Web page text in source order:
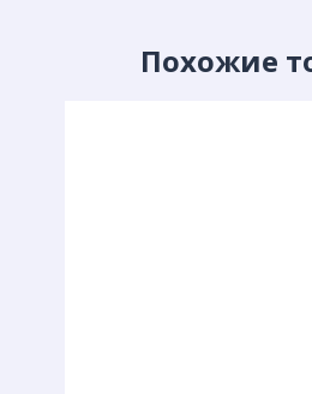
Похожие